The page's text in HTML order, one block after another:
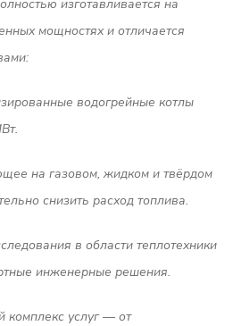
изготавливается на
мощностях и отличается
водогрейные котлы
на газовом, жидком и твёрдом
снизить расход топлива.
в области теплотехники
инженерные решения.
комплекс услуг — от